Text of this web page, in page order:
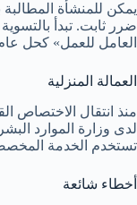
يمكن للمنشأة
ضرر ثابت. تبدأ
العامل للعمل» كحل
العمالة المنزلية
منذ انتقال الاختصاص
لدى وزارة الموارد
تستخدم الخدمة
أخطاء شائعة